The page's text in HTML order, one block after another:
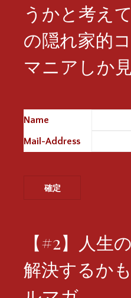
うかと考え
の隠れ家的
マニアしか
Name
Mail-Address
【#2】人生
解決するか